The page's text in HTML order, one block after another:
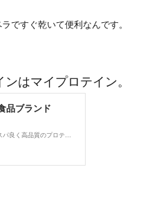
ですぐ乾いて便利なんです。
はマイプロテイン。